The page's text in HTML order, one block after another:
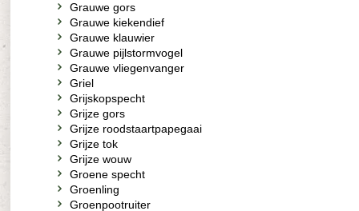
Grauwe gors
Grauwe kiekendief
Grauwe klauwier
Grauwe pijlstormvogel
Grauwe vliegenvanger
Griel
Grijskopspecht
Grijze gors
Grijze roodstaartpapegaai
Grijze tok
Grijze wouw
Groene specht
Groenling
Groenpootruiter